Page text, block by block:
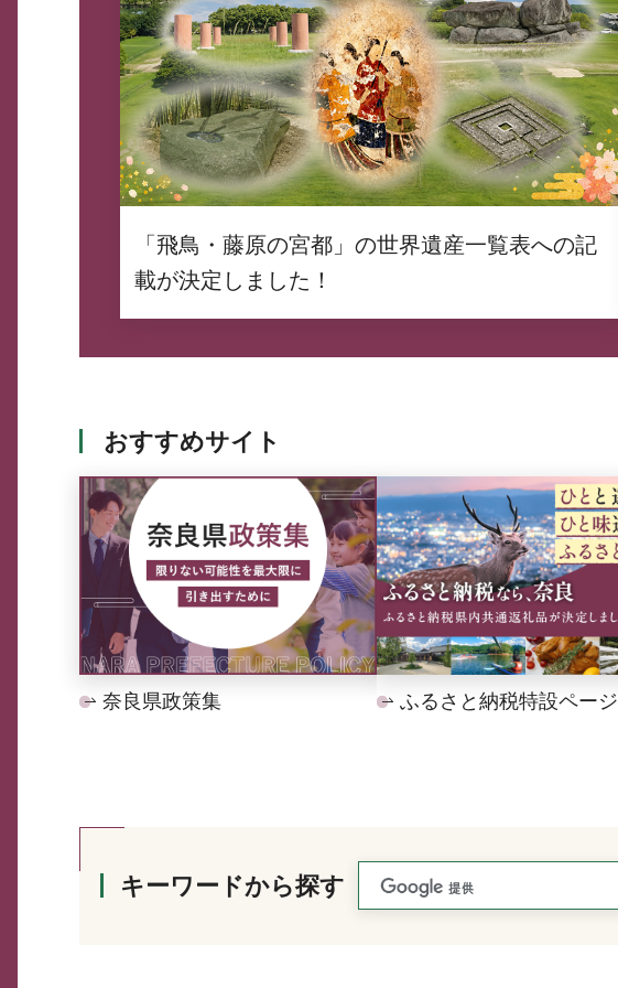
「飛鳥・藤原の宮都」の世界遺産一覧表への記
載が決定しました！
おすすめサイト
奈良県政策集 ふるさと納税特設ページ
キーワードから探す